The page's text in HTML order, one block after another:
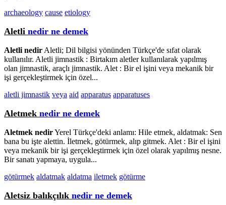
archaeology cause etiology
Aletli nedir ne demek
Aletli nedir Aletli; Dil bilgisi yönünden Türkçe'de sıfat olarak
kullanılır. Aletli jimnastik : Birtakım aletler kullanılarak yapılmış
olan jimnastik, araçlı jimnastik. Alet : Bir el işini veya mekanik bir
işi gerçekleştirmek için özel...
aletli jimnastik veya aid apparatus apparatuses
Aletmek nedir ne demek
Aletmek nedirYerel Türkçe'deki anlamı: Hile etmek, aldatmak: Sen
bana bu işte alettin. İletmek, götürmek, alıp gitmek. Alet : Bir el işini
veya mekanik bir işi gerçekleştirmek için özel olarak yapılmış nesne.
Bir sanatı yapmaya, uygula...
götürmek aldatmak aldatma iletmek götürme
Aletsiz balıkçılık nedir ne demek